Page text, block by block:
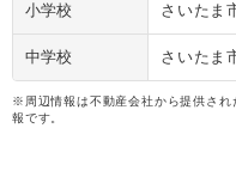
小学校 さいたま
中学校 さいたま
※周辺情報は不動産会社から提供され
報です。